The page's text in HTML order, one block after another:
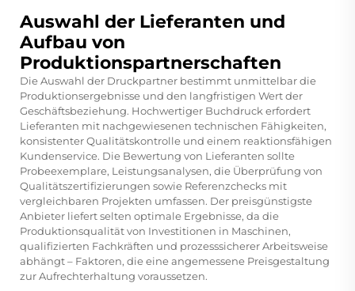
Auswahl der Lieferanten und
Aufbau von
Produktionspartnerschaften
Die Auswahl der Druckpartner bestimmt unmittelbar die
Produktionsergebnisse und den langfristigen Wert der
Geschäftsbeziehung. Hochwertiger Buchdruck erfordert
Lieferanten mit nachgewiesenen technischen Fähigkeiten,
konsistenter Qualitätskontrolle und einem reaktionsfähigen
Kundenservice. Die Bewertung von Lieferanten sollte
Probeexemplare, Leistungsanalysen, die Überprüfung von
Qualitätszertifizierungen sowie Referenzchecks mit
vergleichbaren Projekten umfassen. Der preisgünstigste
Anbieter liefert selten optimale Ergebnisse, da die
Produktionsqualität von Investitionen in Maschinen,
qualifizierten Fachkräften und prozesssicherer Arbeitsweise
abhängt – Faktoren, die eine angemessene Preisgestaltung
zur Aufrechterhaltung voraussetzen.